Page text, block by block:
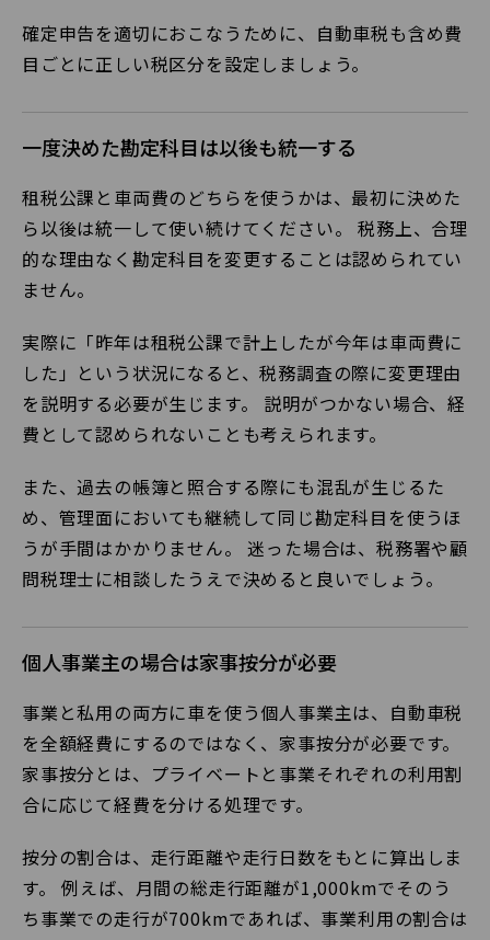
確定申告を適切におこなうために、自動車税も含め費
目ごとに正しい税区分を設定しましょう。
一度決めた勘定科目は以後も統一する
租税公課と車両費のどちらを使うかは、最初に決めた
ら以後は統一して使い続けてください。 税務上、合理
的な理由なく勘定科目を変更することは認められてい
ません。
実際に「昨年は租税公課で計上したが今年は車両費に
した」という状況になると、税務調査の際に変更理由
を説明する必要が生じます。 説明がつかない場合、経
費として認められないことも考えられます。
また、過去の帳簿と照合する際にも混乱が生じるた
め、管理面においても継続して同じ勘定科目を使うほ
うが手間はかかりません。 迷った場合は、税務署や顧
問税理士に相談したうえで決めると良いでしょう。
個人事業主の場合は家事按分が必要
事業と私用の両方に車を使う個人事業主は、自動車税
を全額経費にするのではなく、家事按分が必要です。
家事按分とは、プライベートと事業それぞれの利用割
合に応じて経費を分ける処理です。
按分の割合は、走行距離や走行日数をもとに算出しま
す。 例えば、月間の総走行距離が1,000kmでそのう
ち事業での走行が700kmであれば、事業利用の割合は